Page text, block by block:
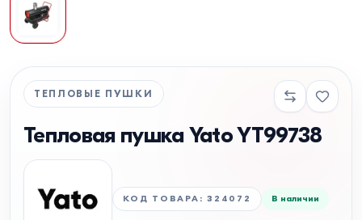
ТЕПЛОВЫЕ ПУШКИ
Тепловая пушка Yato YT99738
КОД ТОВАРА :324072 В наличии